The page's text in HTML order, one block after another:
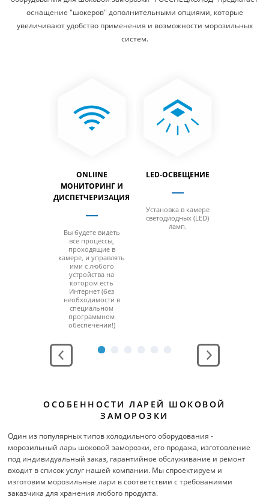
оснащение "шокеров" дополнительными опциями, которые
увеличивают удобство применения и возможности морозильных
систем.
ONLIINE
МОНИТОРИНГ И
ДИСПЕТЧЕРИЗАЦИЯ
Вы будете видеть
все процессы,
проходящие в
камере, и управлять
ими с любого
устройства на
котором есть
Интернет (без
необходимости в
специальном
программном
обеспечении!)
LED-ОСВЕЩЕНИЕ
Установка в камере
светодиодных (LED)
ламп.
ОСОБЕННОСТИ ЛАРЕЙ ШОКОВОЙ
ЗАМОРОЗКИ
Один из популярных типов холодильного оборудования -
морозильный ларь шоковой заморозки, его продажа, изготовление
под индивидуальный заказ, гарантийное обслуживание и ремонт
входит в список услуг нашей компании. Мы спроектируем и
изготовим морозильные лари в соответствии с требованиями
заказчика для хранения любого продукта.